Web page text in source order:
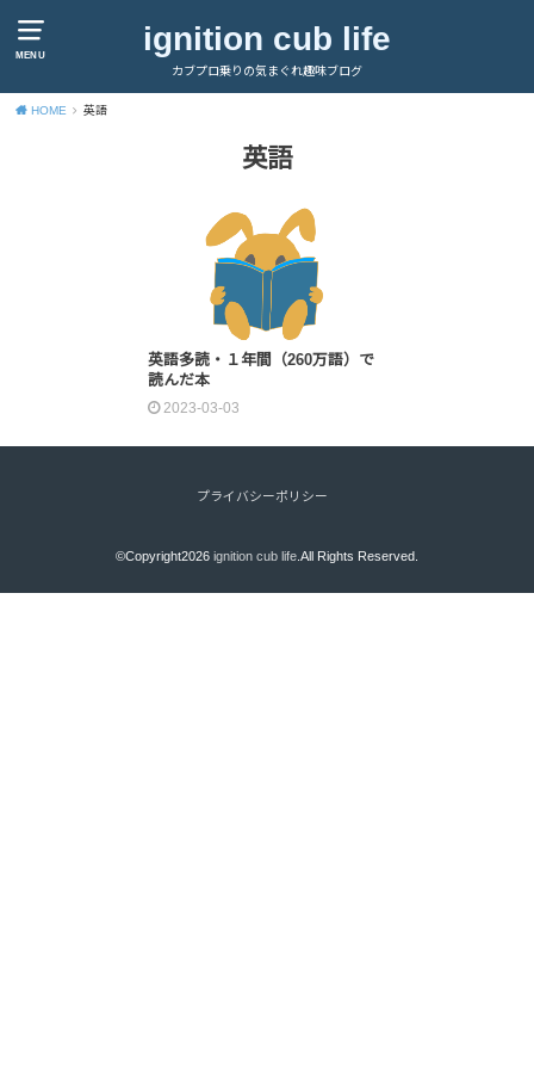
MENU ignition cub life
カブプロ乗りの気まぐれ趣味ブログ
HOME 英語
英語
英語多読・１年間（260万語）で
読んだ本
2023-03-03
プライバシーポリシー
©Copyright2026 ignition cub life.All Rights Reserved.